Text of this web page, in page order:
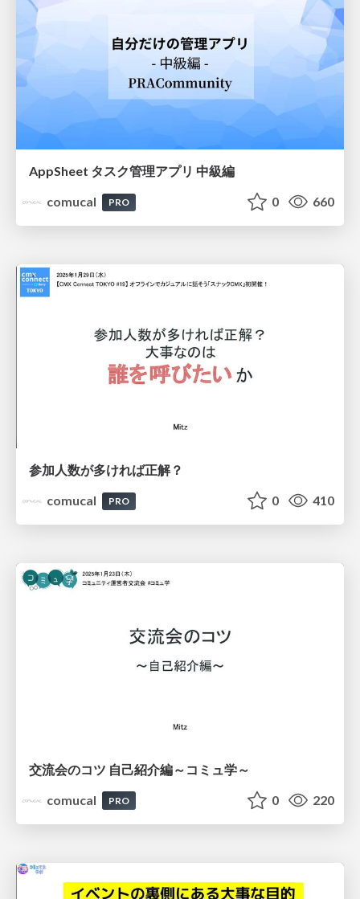
AppSheet タスク管理アプリ 中級編
comucal
PRO 0 660
参加人数が多ければ正解？
comucal
PRO 0 410
交流会のコツ 自己紹介編～コミュ学～
comucal
PRO 0 220